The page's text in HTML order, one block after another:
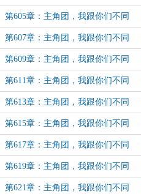
路（59）
第605章：主角团，我跟你们不同
路（61）
第607章：主角团，我跟你们不同
路（63）
第609章：主角团，我跟你们不同
路（65）
第611章：主角团，我跟你们不同
路（67）
第613章：主角团，我跟你们不同
路（69）
第615章：主角团，我跟你们不同
路（71）
第617章：主角团，我跟你们不同
路（73）
第619章：主角团，我跟你们不同
路（75）
第621章：主角团，我跟你们不同